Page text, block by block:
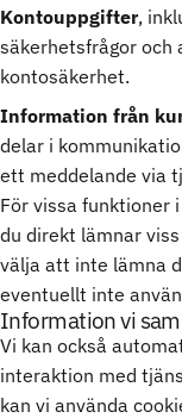
Kontouppgifter,
säkerhetsfrågor och
kontosäkerhet.
Information från
delar i
ett meddelande via
För vissa funktioner
du direkt lämnar
välja att inte lämna
eventuellt inte
Information vi
Vi kan också
interaktion med
kan vi använda